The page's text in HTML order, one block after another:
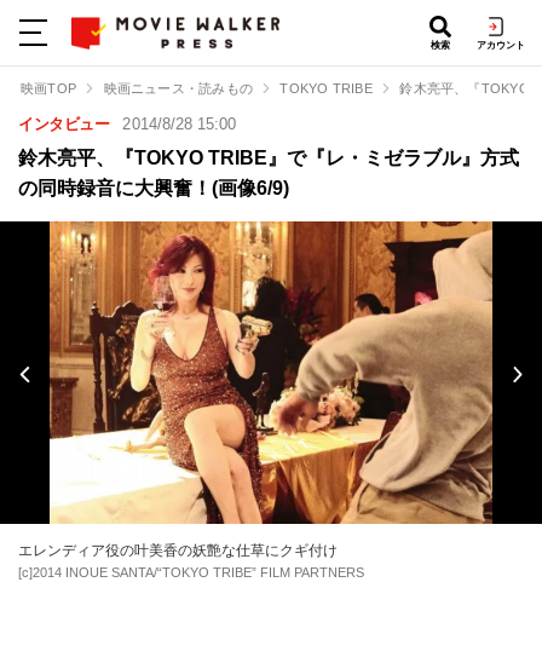
検索 アカウント
映画TOP 映画ニュース・読みもの TOKYO TRIBE 鈴木亮平、『TOKYO
インタビュー 2014/8/28 15:00
鈴木亮平、『TOKYO TRIBE』で『レ・ミゼラブル』方式
の同時録音に大興奮！(画像6/9)
エレンディア役の叶美香の妖艶な仕草にクギ付け
[c]2014 INOUE SANTA/“TOKYO TRIBE” FILM PARTNERS